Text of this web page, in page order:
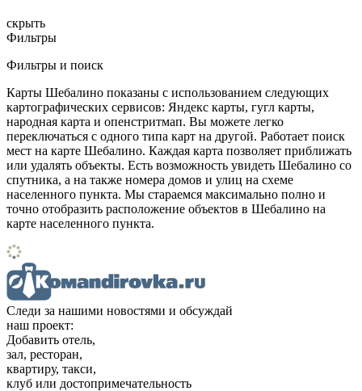
скрыть
Фильтры
Фильтры и поиск
Карты Шебалино показаны с использованием следующих
картографических сервисов: Яндекс карты, гугл карты,
народная карта и опенстритмап. Вы можете легко
переключаться с одного типа карт на другой. Работает поиск
мест на карте Шебалино. Каждая карта позволяет приближать
или удалять объекты. Есть возможность увидеть Шебалино со
спутника, а на также номера домов и улиц на схеме
населенного пункта. Мы стараемся максимально полно и
точно отобразить расположение объектов в Шебалино на
карте населенного пункта.
Следи за нашими новостями и обсуждай
наш проект:
Добавить отель,
зал, ресторан,
квартиру, такси,
клуб или достопримечательность